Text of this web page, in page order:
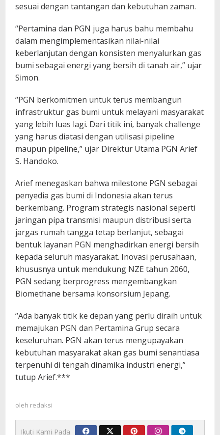
sesuai dengan tantangan dan kebutuhan zaman.
“Pertamina dan PGN juga harus bahu membahu
dalam mengimplementasikan nilai-nilai
keberlanjutan dengan konsisten menyalurkan gas
bumi sebagai energi yang bersih di tanah air,” ujar
Simon.
“PGN berkomitmen untuk terus membangun
infrastruktur gas bumi untuk melayani masyarakat
yang lebih luas lagi. Dari titik ini, banyak challenge
yang harus diatasi dengan utilisasi pipeline
maupun pipeline,” ujar Direktur Utama PGN Arief
S. Handoko.
Arief menegaskan bahwa milestone PGN sebagai
penyedia gas bumi di Indonesia akan terus
berkembang. Program strategis nasional seperti
jaringan pipa transmisi maupun distribusi serta
jargas rumah tangga tetap berlanjut, sebagai
bentuk layanan PGN menghadirkan energi bersih
kepada seluruh masyarakat. Inovasi perusahaan,
khususnya untuk mendukung NZE tahun 2060,
PGN sedang berprogress mengembangkan
Biomethane bersama konsorsium Jepang.
“Ada banyak titik ke depan yang perlu diraih untuk
memajukan PGN dan Pertamina Grup secara
keseluruhan. PGN akan terus mengupayakan
kebutuhan masyarakat akan gas bumi senantiasa
terpenuhi di tengah dinamika industri energi,”
tutup Arief.***
oleh redaksi
Ikuti Kami Pada